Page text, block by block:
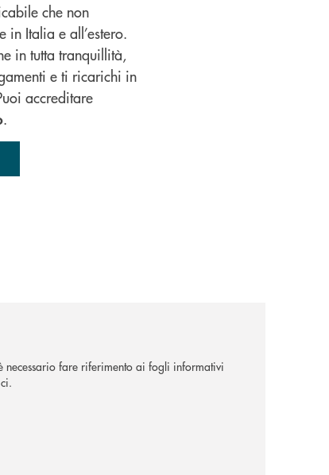
che non
in Italia e all’estero.
in tutta tranquillità,
e ti ricarichi in
accreditare
.
necessario fare riferimento ai fogli informativi